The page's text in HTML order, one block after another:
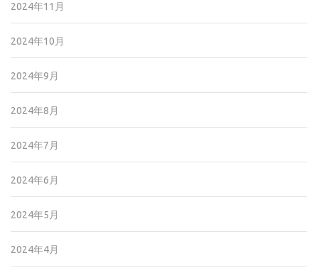
2024年11月
2024年10月
2024年9月
2024年8月
2024年7月
2024年6月
2024年5月
2024年4月